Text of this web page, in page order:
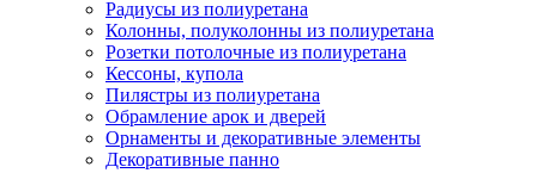
Радиусы из полиуретана
Колонны, полуколонны из полиуретана
Розетки потолочные из полиуретана
Кессоны, купола
Пилястры из полиуретана
Обрамление арок и дверей
Орнаменты и декоративные элементы
Декоративные панно